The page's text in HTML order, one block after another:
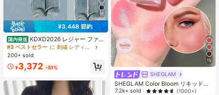
11
¥3,448 節約
国内発送 KDXD2026 レジャー ファッ
ション ロングサイズ 夏服 女性 ワイ
ルドスタイル ボア付きトップス ワイ
ルドスタイル ロングスカート 3点セ
ット UVカット 軽量 通気性 袖付き
ヒップカバー効果 通気性抜群 サイズ
豊富
#3 ベストセラー
に 刺繍 レディースコーデ
200+ sold
¥3,372 -51%
15
SHEGLAM
SHEGLAM Color Bloom リキッドチ
ークマット仕上げ-Love Cake チー
7.2k+ sold (1000+)